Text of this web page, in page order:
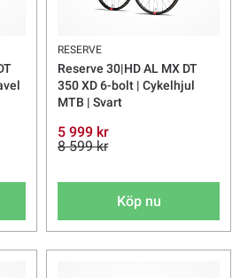
RESERVE
Reserve 30|HD AL MX DT
350 XD 6-bolt | Cykelhjul
MTB | Svart
5 999 kr
8 599 kr
Köp nu